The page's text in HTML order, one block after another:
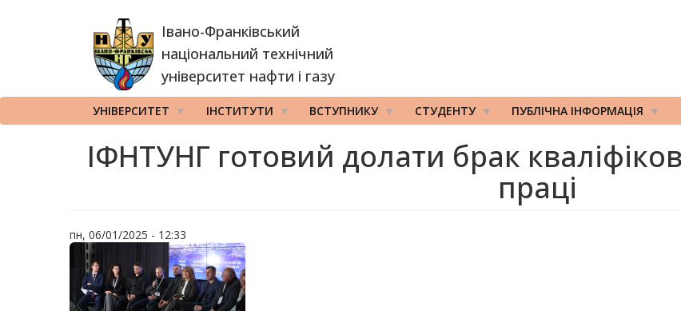
Івано-Франківський
національний технічний
університет нафти і газу
УНІВЕРСИТЕТ ІНСТИТУТИ ВСТУПНИКУ СТУДЕНТУ ПУБЛІЧНА ІНФОРМАЦІЯ
ІФНТУНГ готовий долати брак
праці
пн, 06/01/2025 - 12:33